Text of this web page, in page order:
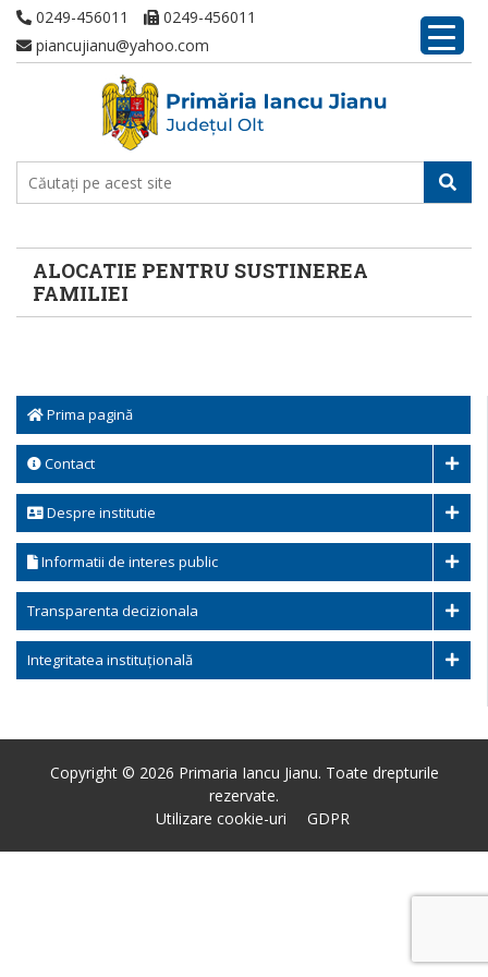
0249-456011
0249-456011
piancujianu@yahoo.com
ALOCATIE PENTRU SUSTINEREA
FAMILIEI
Prima pagină
Contact
Despre institutie
Informatii de interes public
Transparenta decizionala
Integritatea instituțională
Copyright © 2026 Primaria Iancu Jianu. Toate drepturile
rezervate.
Utilizare cookie-uri
GDPR